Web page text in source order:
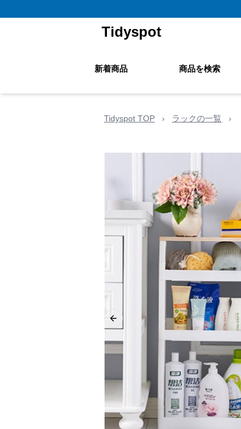
Tidyspot
新着商品 商品を検索
Tidyspot TOP › ラックの一覧 ›
Previous slide